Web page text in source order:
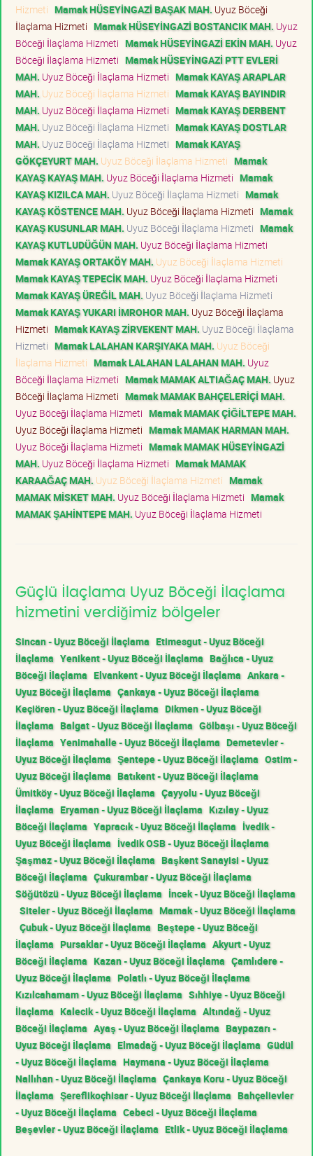
Hizmeti Mamak HÜSEYİNGAZİ BAŞAK MAH. Uyuz Böceği
İlaçlama Hizmeti Mamak HÜSEYİNGAZİ BOSTANCIK MAH. Uyuz
Böceği İlaçlama Hizmeti Mamak HÜSEYİNGAZİ EKİN MAH. Uyuz
Böceği İlaçlama Hizmeti Mamak HÜSEYİNGAZİ PTT EVLERİ
MAH. Uyuz Böceği İlaçlama Hizmeti Mamak KAYAŞ ARAPLAR
MAH. Uyuz Böceği İlaçlama Hizmeti Mamak KAYAŞ BAYINDIR
MAH. Uyuz Böceği İlaçlama Hizmeti Mamak KAYAŞ DERBENT
MAH. Uyuz Böceği İlaçlama Hizmeti Mamak KAYAŞ DOSTLAR
MAH. Uyuz Böceği İlaçlama Hizmeti Mamak KAYAŞ
GÖKÇEYURT MAH. Uyuz Böceği İlaçlama Hizmeti Mamak
KAYAŞ KAYAŞ MAH. Uyuz Böceği İlaçlama Hizmeti Mamak
KAYAŞ KIZILCA MAH. Uyuz Böceği İlaçlama Hizmeti Mamak
KAYAŞ KÖSTENCE MAH. Uyuz Böceği İlaçlama Hizmeti Mamak
KAYAŞ KUSUNLAR MAH. Uyuz Böceği İlaçlama Hizmeti Mamak
KAYAŞ KUTLUDÜĞÜN MAH. Uyuz Böceği İlaçlama Hizmeti
Mamak KAYAŞ ORTAKÖY MAH. Uyuz Böceği İlaçlama Hizmeti
Mamak KAYAŞ TEPECİK MAH. Uyuz Böceği İlaçlama Hizmeti
Mamak KAYAŞ ÜREĞİL MAH. Uyuz Böceği İlaçlama Hizmeti
Mamak KAYAŞ YUKARI İMROHOR MAH. Uyuz Böceği İlaçlama
Hizmeti Mamak KAYAŞ ZİRVEKENT MAH. Uyuz Böceği İlaçlama
Hizmeti Mamak LALAHAN KARŞIYAKA MAH. Uyuz Böceği
İlaçlama Hizmeti Mamak LALAHAN LALAHAN MAH. Uyuz
Böceği İlaçlama Hizmeti Mamak MAMAK ALTIAĞAÇ MAH. Uyuz
Böceği İlaçlama Hizmeti Mamak MAMAK BAHÇELERİÇİ MAH.
Uyuz Böceği İlaçlama Hizmeti Mamak MAMAK ÇİĞİLTEPE MAH.
Uyuz Böceği İlaçlama Hizmeti Mamak MAMAK HARMAN MAH.
Uyuz Böceği İlaçlama Hizmeti Mamak MAMAK HÜSEYİNGAZİ
MAH. Uyuz Böceği İlaçlama Hizmeti Mamak MAMAK
KARAAĞAÇ MAH. Uyuz Böceği İlaçlama Hizmeti Mamak
MAMAK MİSKET MAH. Uyuz Böceği İlaçlama Hizmeti Mamak
MAMAK ŞAHİNTEPE MAH. Uyuz Böceği İlaçlama Hizmeti
Güçlü İlaçlama Uyuz Böceği İlaçlama
hizmetini verdiğimiz bölgeler
Sincan - Uyuz Böceği İlaçlama Etimesgut - Uyuz Böceği
İlaçlama Yenikent - Uyuz Böceği İlaçlama Bağlıca - Uyuz
Böceği İlaçlama Elvankent - Uyuz Böceği İlaçlama Ankara -
Uyuz Böceği İlaçlama Çankaya - Uyuz Böceği İlaçlama
Keçiören - Uyuz Böceği İlaçlama Dikmen - Uyuz Böceği
İlaçlama Balgat - Uyuz Böceği İlaçlama Gölbaşı - Uyuz Böceği
İlaçlama Yenimahalle - Uyuz Böceği İlaçlama Demetevler -
Uyuz Böceği İlaçlama Şentepe - Uyuz Böceği İlaçlama Ostim -
Uyuz Böceği İlaçlama Batıkent - Uyuz Böceği İlaçlama
Ümitköy - Uyuz Böceği İlaçlama Çayyolu - Uyuz Böceği
İlaçlama Eryaman - Uyuz Böceği İlaçlama Kızılay - Uyuz
Böceği İlaçlama Yapracık - Uyuz Böceği İlaçlama İvedik -
Uyuz Böceği İlaçlama İvedik OSB - Uyuz Böceği İlaçlama
Şaşmaz - Uyuz Böceği İlaçlama Başkent Sanayisi - Uyuz
Böceği İlaçlama Çukurambar - Uyuz Böceği İlaçlama
Söğütözü - Uyuz Böceği İlaçlama İncek - Uyuz Böceği İlaçlama
Siteler - Uyuz Böceği İlaçlama Mamak - Uyuz Böceği İlaçlama
Çubuk - Uyuz Böceği İlaçlama Beştepe - Uyuz Böceği
İlaçlama Pursaklar - Uyuz Böceği İlaçlama Akyurt - Uyuz
Böceği İlaçlama Kazan - Uyuz Böceği İlaçlama Çamlıdere -
Uyuz Böceği İlaçlama Polatlı - Uyuz Böceği İlaçlama
Kızılcahamam - Uyuz Böceği İlaçlama Sıhhiye - Uyuz Böceği
İlaçlama Kalecik - Uyuz Böceği İlaçlama Altındağ - Uyuz
Böceği İlaçlama Ayaş - Uyuz Böceği İlaçlama Baypazarı -
Uyuz Böceği İlaçlama Elmadağ - Uyuz Böceği İlaçlama Güdül
- Uyuz Böceği İlaçlama Haymana - Uyuz Böceği İlaçlama
Nallıhan - Uyuz Böceği İlaçlama Çankaya Koru - Uyuz Böceği
İlaçlama Şereflikoçhisar - Uyuz Böceği İlaçlama Bahçelievler
- Uyuz Böceği İlaçlama Cebeci - Uyuz Böceği İlaçlama
Beşevler - Uyuz Böceği İlaçlama Etlik - Uyuz Böceği İlaçlama